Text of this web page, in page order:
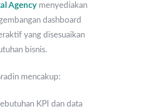
Agency menyediakan
dashboard
yang disesuaikan
bisnis.
mencakup:
KPI dan data